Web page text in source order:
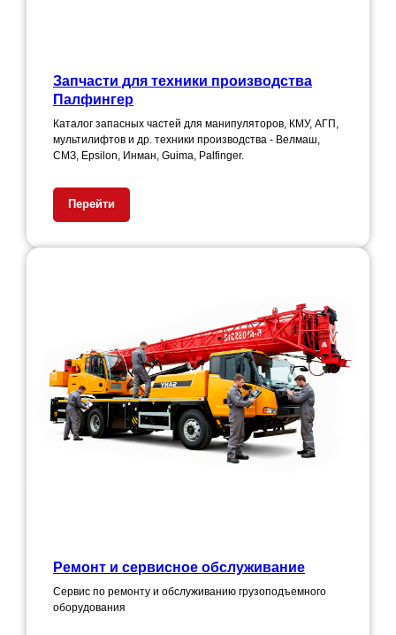
Запчасти для техники производства
Палфингер
Каталог запасных частей для манипуляторов, КМУ, АГП,
мультилифтов и др. техники производства - Велмаш,
СМЗ, Epsilon, Инман, Guima, Palfinger.
Перейти
Ремонт и сервисное обслуживание
Сервис по ремонту и обслуживанию грузоподъемного
оборудования